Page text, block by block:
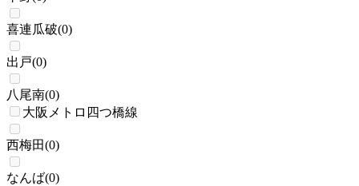
喜連瓜破(0)
出戸(0)
八尾南(0)
大阪メトロ四つ橋線
西梅田(0)
なんば(0)